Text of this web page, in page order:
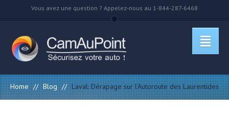
Vous avez une question ? Appelez-nous au 1-844-287-6468
Home // Blog // Laval: Dérapage sur l’Autoroute des Laurentides